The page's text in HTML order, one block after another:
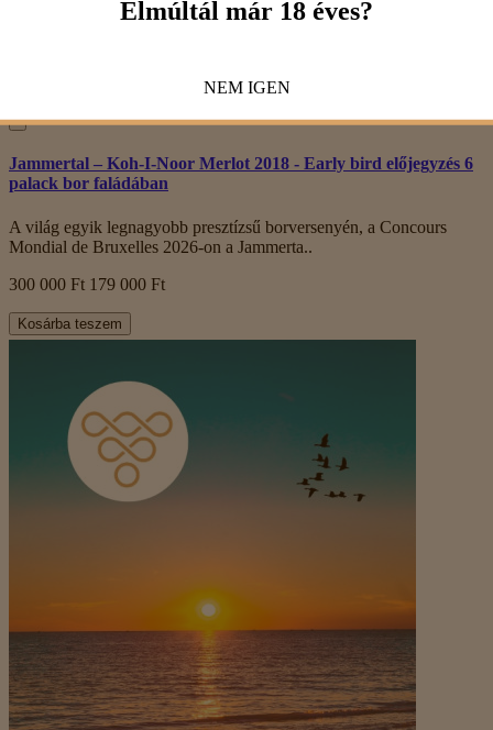
Jammertal – Koh-I-Noor Merlot 2018 - Early bird előjegyzés 6
palack bor faládában
A világ egyik legnagyobb presztízsű borversenyén, a Concours
Mondial de Bruxelles 2026-on a Jammerta..
300 000 Ft 179 000 Ft
Kosárba teszem
Elmúltál már 18 éves?
NEM IGEN